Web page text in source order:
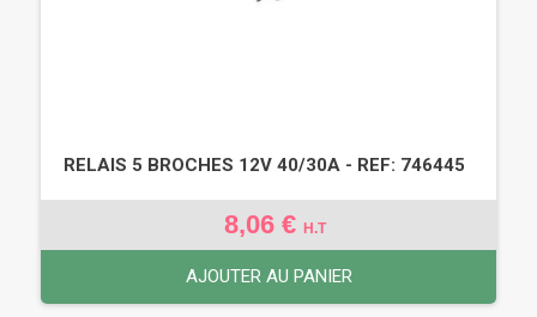
RELAIS 5 BROCHES 12V 40/30A - REF: 746445
8,06 € H.T
AJOUTER AU PANIER